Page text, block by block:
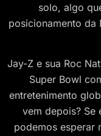
solo, algo
posicionamento da
Jay-Z e sua Roc
Super Bowl
entretenimento
vem depois? Se
podemos esperar